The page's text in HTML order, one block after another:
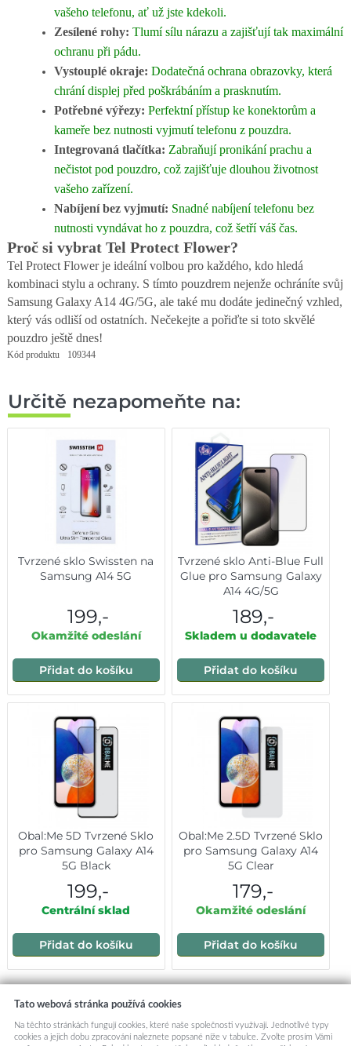
vašeho telefonu, ať už jste kdekoli.
Zesílené rohy: Tlumí sílu nárazu a zajišťují tak maximální
ochranu při pádu.
Vystouplé okraje: Dodatečná ochrana obrazovky, která
chrání displej před poškrábáním a prasknutím.
Potřebné výřezy: Perfektní přístup ke konektorům a
kameře bez nutnosti vyjmutí telefonu z pouzdra.
Integrovaná tlačítka: Zabraňují pronikání prachu a
nečistot pod pouzdro, což zajišťuje dlouhou životnost
vašeho zařízení.
Nabíjení bez vyjmutí: Snadné nabíjení telefonu bez
nutnosti vyndávat ho z pouzdra, což šetří váš čas.
Proč si vybrat Tel Protect Flower?
Tel Protect Flower je ideální volbou pro každého, kdo hledá
kombinaci stylu a ochrany. S tímto pouzdrem nejenže ochráníte svůj
Samsung Galaxy A14 4G/5G, ale také mu dodáte jedinečný vzhled,
který vás odliší od ostatních. Nečekejte a pořiďte si toto skvělé
pouzdro ještě dnes!
Kód produktu 109344
Určitě nezapomeňte na:
Tvrzené sklo Swissten na
Samsung A14 5G
199,-
Okamžité odeslání
Přidat do košíku
Tvrzené sklo Anti-Blue Full
Glue pro Samsung Galaxy
A14 4G/5G
189,-
Skladem u dodavatele
Přidat do košíku
Obal:Me 5D Tvrzené Sklo
pro Samsung Galaxy A14
5G Black
199,-
Centrální sklad
Přidat do košíku
Obal:Me 2.5D Tvrzené Sklo
pro Samsung Galaxy A14
5G Clear
179,-
Okamžité odeslání
Přidat do košíku
Mohlo by vás zajímat:
Tato webová stránka používá cookies
Na těchto stránkách fungují cookies, které naše společnosti využívají. Jednotlivé typy
cookies a jejich dobu zpracování naleznete popsané níže v tabulce. Zvolte prosím Vámi